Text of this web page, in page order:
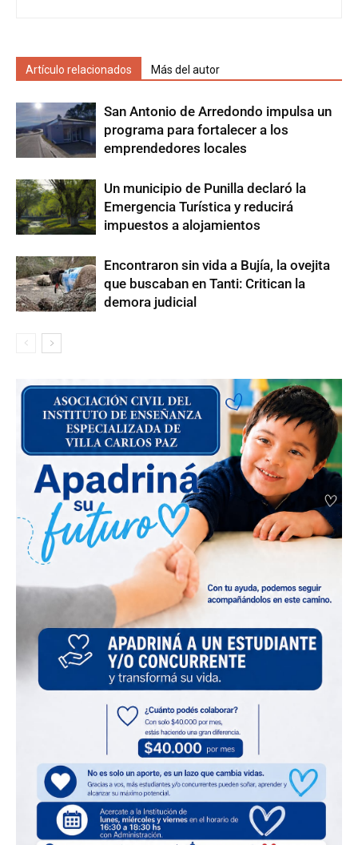
Artículo relacionados Más del autor
San Antonio de Arredondo impulsa un
programa para fortalecer a los
emprendedores locales
Un municipio de Punilla declaró la
Emergencia Turística y reducirá
impuestos a alojamientos
Encontraron sin vida a Bujía, la ovejita
que buscaban en Tanti: Critican la
demora judicial